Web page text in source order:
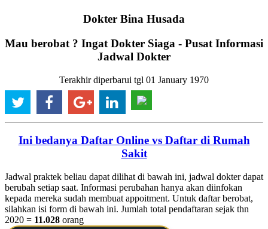
Dokter Bina Husada
Mau berobat ? Ingat Dokter Siaga - Pusat Informasi
Jadwal Dokter
Terakhir diperbarui tgl 01 January 1970
Ini bedanya Daftar Online vs Daftar di Rumah
Sakit
Jadwal praktek beliau dapat dilihat di bawah ini, jadwal dokter dapat
berubah setiap saat. Informasi perubahan hanya akan diinfokan
kepada mereka sudah membuat appoitment. Untuk daftar berobat,
silahkan isi form di bawah ini. Jumlah total pendaftaran sejak thn
2020 = 11.028 orang